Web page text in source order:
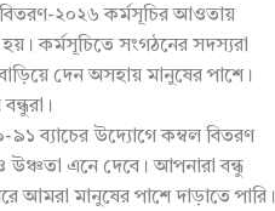
বিতরণ-২০২৬ কর্মসূচির আওতায়
হয়। কর্মসূচিতে সংগঠনের সদস্যরা
দেন অসহায় মানুষের পাশে।
৯১ ব্যাচের উদ্যোগে কম্বল বিতরণ
উঞ্চতা এনে দেবে। আপনারা বন্ধু
মানুষের পাশে দাড়াতে পারি।